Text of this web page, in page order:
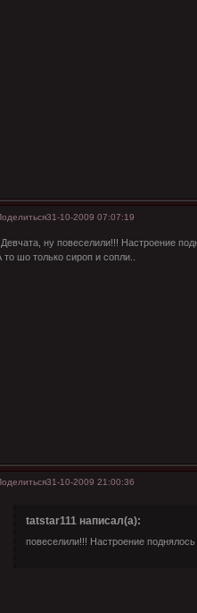
31-10-2009 07:07:19
Девчата, ну повеселили!!! Настроение
то шо только сироп и сопли..
31-10-2009 21:00:36
tatstar111 написал(а):
повеселили!!! Настроение поднялось